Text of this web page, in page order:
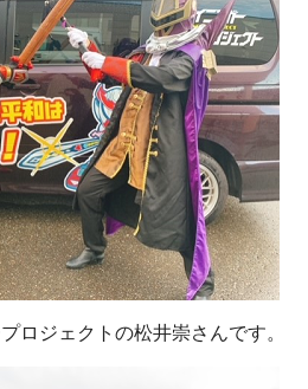
ロジェクトの松井崇さんです。